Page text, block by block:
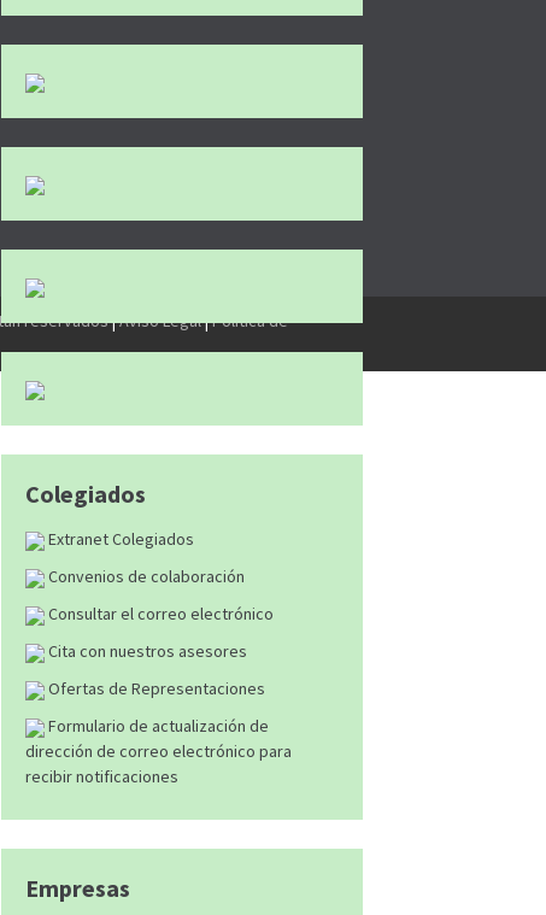
Colegiados
Extranet Colegiados
Convenios de colaboración
Consultar el correo electrónico
Cita con nuestros asesores
Ofertas de Representaciones
Formulario de actualización de
dirección de correo electrónico para
recibir notificaciones
Empresas
reservados|Aviso Legal|Política de